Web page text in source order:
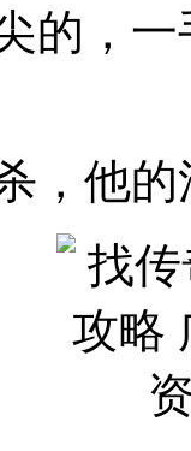
的，
，他